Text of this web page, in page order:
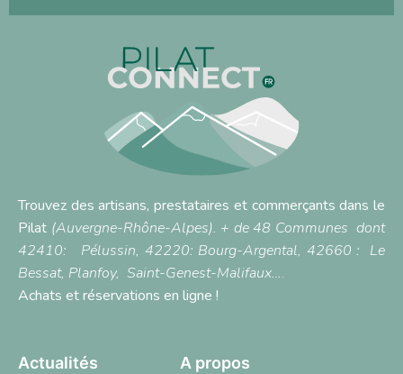
Trouvez des artisans, prestataires et commerçants dans le
Pilat (Auvergne-Rhône-Alpes). + de 48 Communes dont
42410: Pélussin, 42220: Bourg-Argental, 42660 : Le
Bessat, Planfoy, Saint-Genest-Malifaux….
Achats et réservations en ligne !
Actualités A propos